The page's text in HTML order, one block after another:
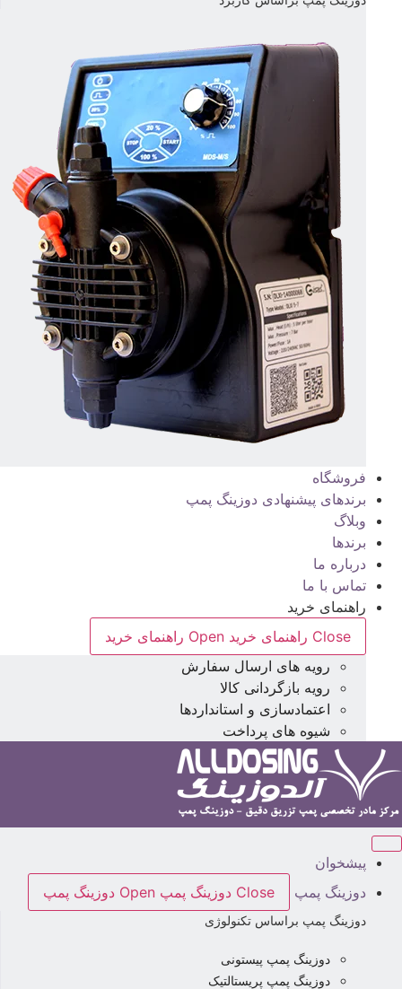
فروشگاه
برندهای پیشنهادی دوزینگ پمپ
وبلاگ
برندها
درباره ما
تماس با ما
راهنمای خرید
Close راهنمای خرید
Open راهنمای خرید
رویه های ارسال سفارش
رویه بازگردانی کالا
اعتمادسازی و استانداردها
شیوه های پرداخت
پیشخوان
دوزینگ پمپ
Close دوزینگ پمپ Open دوزینگ پمپ
دوزینگ پمپ براساس تکنولوژی
دوزینگ پمپ پیستونی
دوزینگ پمپ پریستالتیک